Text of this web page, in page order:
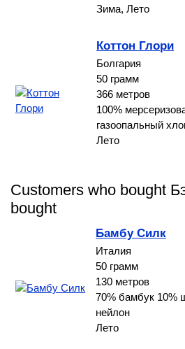
Зима, Лето
Коттон Глори
Болгария
50 грамм
366 метров
100%
газоопальный
Лето
Customers who bought
bought
Бамбу Силк
Италия
50 грамм
130 метров
70% бамбук 10%
нейлон
Лето